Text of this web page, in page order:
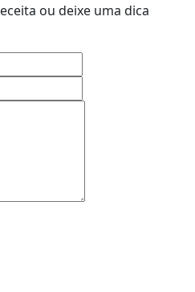
ou deixe uma dica